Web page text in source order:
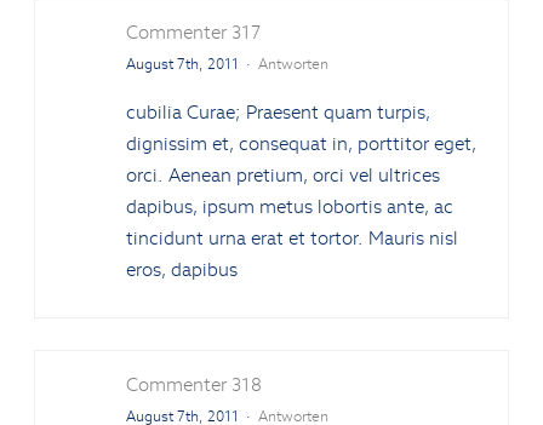
Commenter 317
August 7th, 2011 · Antworten
cubilia Curae; Praesent quam turpis,
dignissim et, consequat in, porttitor eget,
orci. Aenean pretium, orci vel ultrices
dapibus, ipsum metus lobortis ante, ac
tincidunt urna erat et tortor. Mauris nisl
eros, dapibus
Commenter 318
August 7th, 2011 · Antworten